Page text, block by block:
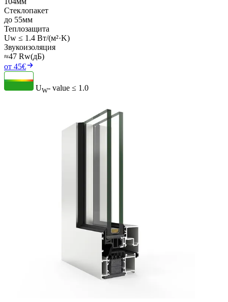
Стеклопакет
до 55мм
Теплозащита
Uw ≤ 1.4 Вт/(м²·K)
Звукоизоляция
≈47 Rw(дБ)
от 45€
UW- value ≤ 1.0